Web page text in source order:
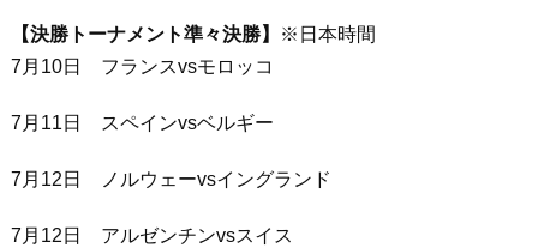
【決勝トーナメント準々決勝】
※日本時間
7月10日 フランスvsモロッコ
7月11日 スペインvsベルギー
7月12日 ノルウェーvsイングランド
7月12日 アルゼンチンvsスイス